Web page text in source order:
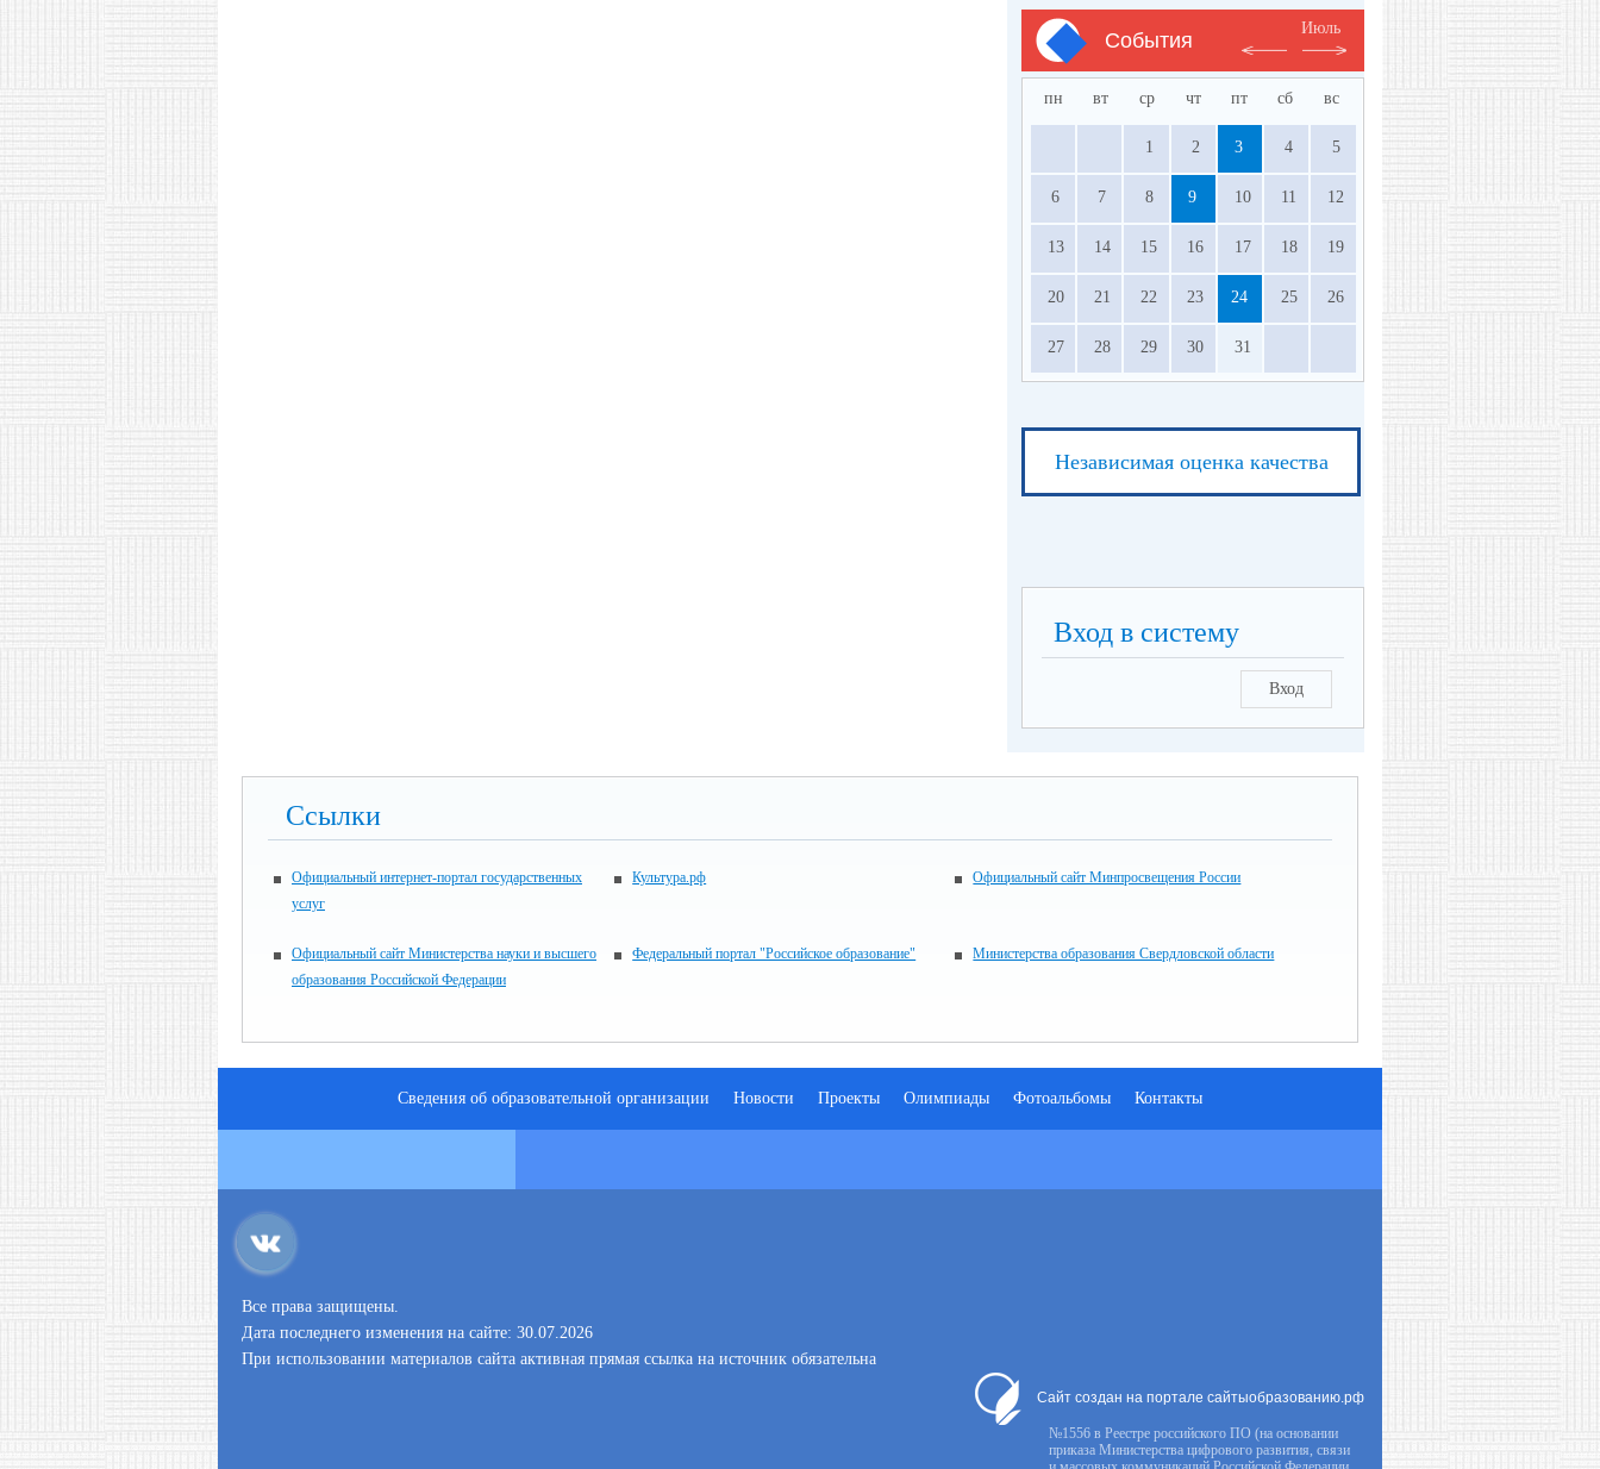
События
Июль
пн вт ср чт пт сб вс
1 2 3 4 5
6 7 8 9 10 11 12
13 14 15 16 17 18 19
20 21 22 23 24 25 26
27 28 29 30 31
Независимая оценка качества
Вход в систему
Вход
Ссылки
Официальный интернет-портал государственных
услуг
Культура.рф Официальный сайт Минпросвещения России
Официальный сайт Министерства науки и высшего
образования Российской Федерации
Федеральный портал "Российское образование" Министерства образования Свердловской области
Сведения об образовательной организации Новости Проекты Олимпиады Фотоальбомы Контакты
Все права защищены.
Дата последнего изменения на сайте: 30.07.2026
При использовании материалов сайта активная прямая ссылка на источник обязательна
Сайт создан на портале сайтыобразованию.рф
№1556 в Реестре российского ПО (на основании
приказа Министерства цифрового развития, связи